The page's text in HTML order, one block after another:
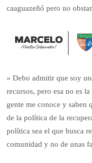
caaguazeñó pero no
» Debo admitir que soy
recursos, pero esa no es
gente me conoce y saben
de la política de la
política sea el que busca
comunidad y no de unas